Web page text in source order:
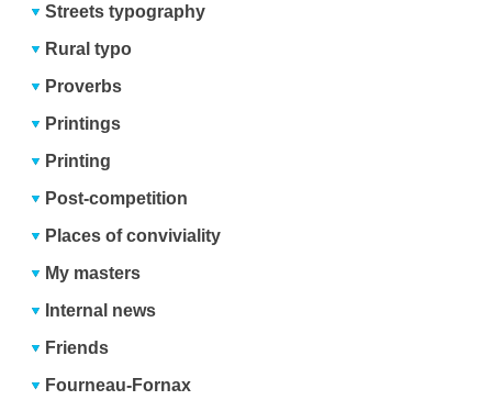
Streets typography
Rural typo
Proverbs
Printings
Printing
Post-competition
Places of conviviality
My masters
Internal news
Friends
Fourneau-Fornax